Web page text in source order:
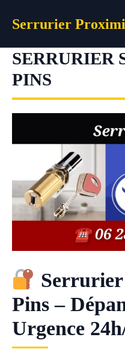
Serrurier
SERRURIER
PINS
Serrurier
Pins –
Urgence